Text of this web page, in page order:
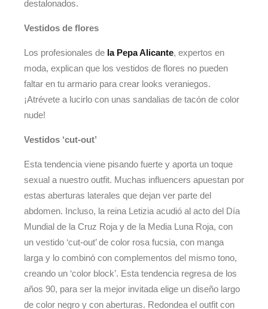
destalonados.
Vestidos de flores
Los profesionales de la Pepa Alicante, expertos en
moda, explican que los vestidos de flores no pueden
faltar en tu armario para crear looks veraniegos.
¡Atrévete a lucirlo con unas sandalias de tacón de color
nude!
Vestidos ‘cut-out’
Esta tendencia viene pisando fuerte y aporta un toque
sexual a nuestro outfit. Muchas influencers apuestan por
estas aberturas laterales que dejan ver parte del
abdomen. Incluso, la reina Letizia acudió al acto del Día
Mundial de la Cruz Roja y de la Media Luna Roja, con
un vestido ‘cut-out’ de color rosa fucsia, con manga
larga y lo combinó con complementos del mismo tono,
creando un ‘color block’. Esta tendencia regresa de los
años 90, para ser la mejor invitada elige un diseño largo
de color negro y con aberturas. Redondea el outfit con